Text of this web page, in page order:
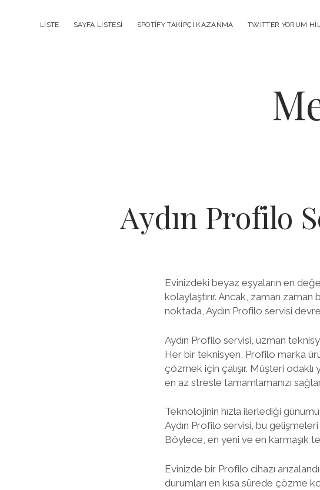
LISTE SAYFA LISTESI SPOTIFY TAKIPÇI KAZANMA TWITTER YORUM
Aydın Profilo
Evinizdeki beyaz eşyaların en
kolaylaştırır. Ancak, zaman
noktada, Aydın Profilo servisi
Aydın Profilo servisi, uzman
Her bir teknisyen, Profilo marka
çözmek için çalışır. Müşteri odaklı
en az stresle tamamlamanızı
Teknolojinin hızla ilerlediği
Aydın Profilo servisi, bu
Böylece, en yeni ve en karmaşık
Evinizde bir Profilo cihazı
durumları en kısa sürede çözme